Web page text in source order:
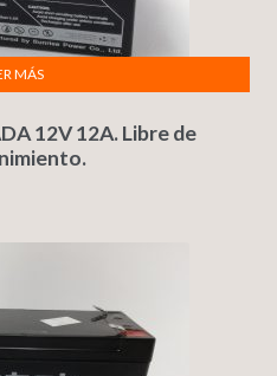
12V 12A. Libre de
MÁS